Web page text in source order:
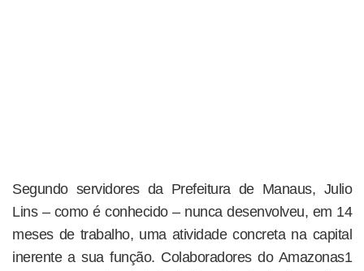
Segundo servidores da Prefeitura de Manaus, Julio
Lins – como é conhecido – nunca desenvolveu, em 14
meses de trabalho, uma atividade concreta na capital
inerente a sua função. Colaboradores do Amazonas1